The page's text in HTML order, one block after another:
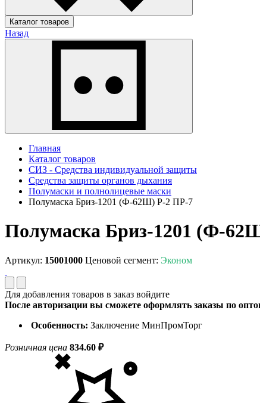
Каталог товаров
Назад
Главная
Каталог товаров
СИЗ - Средства индивидуальной защиты
Средства защиты органов дыхания
Полумаски и полнолицевые маски
Полумаска Бриз-1201 (Ф-62Ш) P-2 ПР-7
Полумаска Бриз-1201 (Ф-
Артикул: 15001000 Ценовой сегмент: Эконом
Для добавления товаров в заказ войдите
После авторизации вы сможете оформлять заказы по
Особенность: Заключение МинПромТорг
Розничная цена 834.60 ₽